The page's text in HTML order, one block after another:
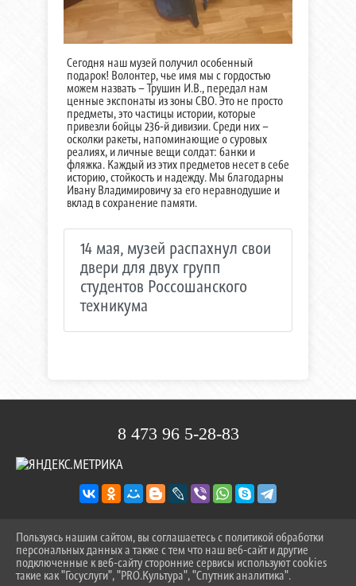
Сегодня наш музей получил особенный
подарок! Волонтер, чье имя мы с гордостью
можем назвать – Трушин И.В., передал нам
ценные экспонаты из зоны СВО. Это не просто
предметы, это частицы истории, которые
привезли бойцы 236-й дивизии. Среди них –
осколки ракеты, напоминающие о суровых
реалиях, и личные вещи солдат: банки и
фляжка. Каждый из этих предметов несет в себе
историю, стойкость и надежду. Мы благодарны
Ивану Владимировичу за его неравнодушие и
вклад в сохранение памяти.
14 мая, музей распахнул свои
двери для двух групп
студентов Россошанского
техникума
8 473 96 5-28-83
^
2026 Г. KDOVDOHNOVENIE.RU
ВХОД
КАРТА САЙТА
Пользуясь нашим сайтом, вы соглашаетесь с политикой обработки
персональных данных а также с тем что наш веб-сайт и другие
подключенные к веб-сайту сторонние сервисы используют cookies
такие как "Госуслуги", "PRO.Культура", "Спутник аналитика".